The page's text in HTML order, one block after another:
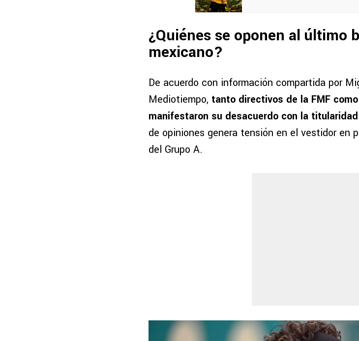
¿Quiénes se oponen al último
mexicano?
De acuerdo con información compartida por
Mediotiempo, tanto directivos de la FMF
manifestaron su desacuerdo con la
de opiniones genera tensión en el vestidor en
del Grupo A.